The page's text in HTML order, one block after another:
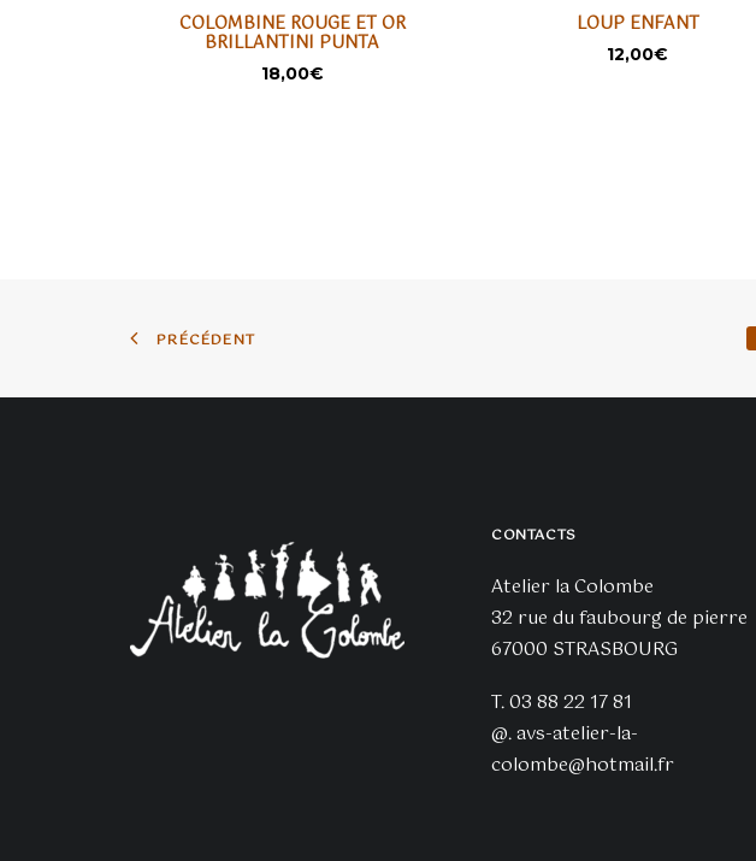
LIRE LA SUITESÉLECTIONNER
COLOMBINE ROUGE ET OR
BRILLANTINI PUNTA
18,00€
du
LOUP ENFANT
12,00€
PRÉCÉDENT
CONTACTS
Atelier la Colombe
32 rue du faubourg de pierre
67000 STRASBOURG
T. 03 88 22 17 81
@.avs-atelier-la-
colombe@hotmail.fr